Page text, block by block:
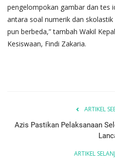
pengelompokan gambar dan tes
antara soal numerik dan
pun berbeda,” tambah Wakil
Kesiswaan, Findi Zakaria.
ARTIKEL
Azis Pastikan Pelaksanaan
ARTIKEL